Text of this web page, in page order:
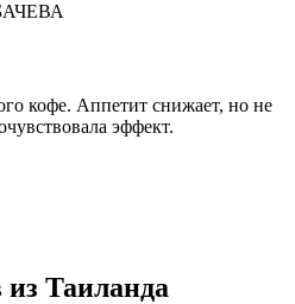
кофе. Аппетит снижает, но не
эффект.
из Таиланда